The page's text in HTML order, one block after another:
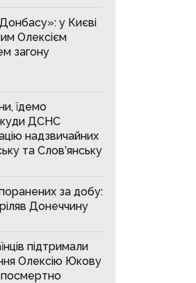
у Києві
Олексієм
загону
їдемо
куди ДСНС
надзвичайних
та Слов’янську
за добу:
Донеччину
підтримали
Олексію Юкову
посмертно